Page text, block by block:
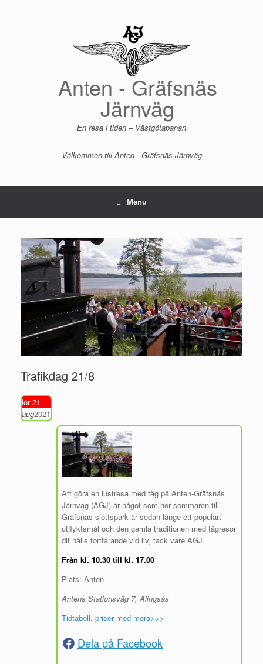
Anten - Gräfsnäs
Järnväg
En resa i tiden – Västgötabanan
Välkommen till Anten - Gräfsnäs Järnväg
Menu
Trafikdag 21/8
lör 21
aug2021
Att göra en lustresa med tåg på Anten-Gräfsnäs
Järnväg (AGJ) är något som hör sommaren till.
Gräfsnäs slottspark är sedan länge ett populärt
utflyktsmål och den gamla traditionen med tågresor
dit hålls fortfarande vid liv, tack vare AGJ.
Från kl. 10.30 till kl. 17.00
Plats: Anten
Antens Stationsväg 7, Alingsås
Tidtabell, priser med mera>>>
Dela på Facebook